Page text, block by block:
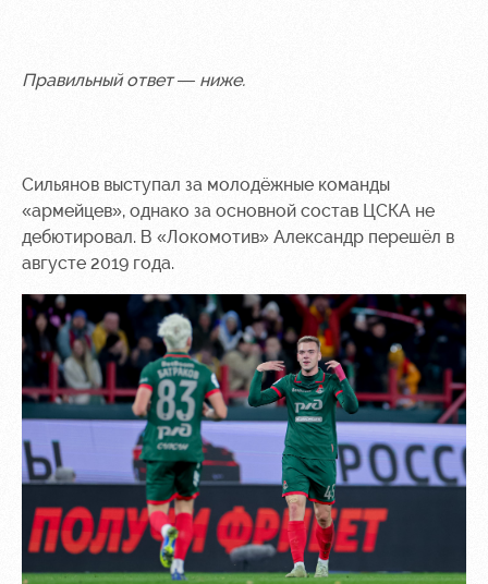
Правильный ответ — ниже.
Сильянов выступал за молодёжные команды
«армейцев», однако за основной состав ЦСКА не
дебютировал. В «Локомотив» Александр перешёл в
августе 2019 года.